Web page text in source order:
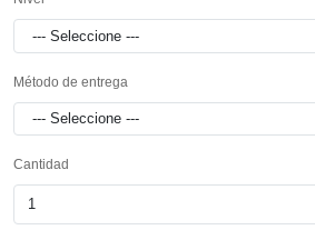
Método de entrega
Cantidad